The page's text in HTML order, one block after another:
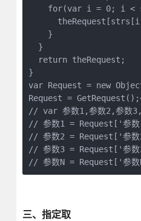
for(var i = 0; i <
    }
  }
  return theRequest;
}
var Request = new
Request =
// var 参数1,参数2,参数3,
// 参数1 = Request['参
// 参数2 = Request['参
// 参数3 = Request['参
// 参数N = Request['参
三、指定取